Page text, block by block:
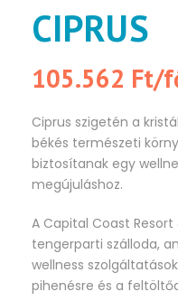
CIPRUS
105.562 Ft/
Ciprus szigetén a
békés természeti
biztosítanak egy
megújuláshoz.
A Capital Coast
tengerparti szálloda,
wellness
pihenésre és a